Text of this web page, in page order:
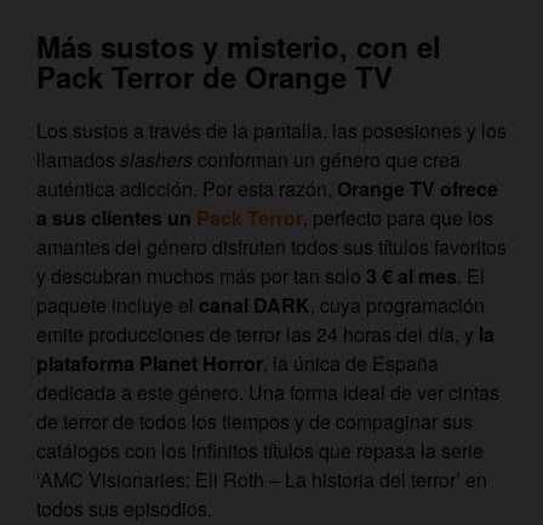
Más sustos y misterio, con el
Pack Terror de Orange TV
Los sustos a través de la pantalla, las posesiones y los
llamados slashers conforman un género que crea
auténtica adicción. Por esta razón, Orange TV ofrece
a sus clientes un Pack Terror, perfecto para que los
amantes del género disfruten todos sus títulos favoritos
y descubran muchos más por tan solo 3 € al mes. El
paquete incluye el canal DARK, cuya programación
emite producciones de terror las 24 horas del día, y la
plataforma Planet Horror, la única de España
dedicada a este género. Una forma ideal de ver cintas
de terror de todos los tiempos y de compaginar sus
catálogos con los infinitos títulos que repasa la serie
‘AMC Visionaries: Eli Roth – La historia del terror’ en
todos sus episodios.